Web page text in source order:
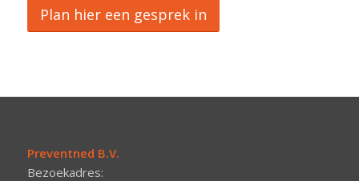
Plan hier een gesprek in
Preventned B.V.
Bezoekadres: